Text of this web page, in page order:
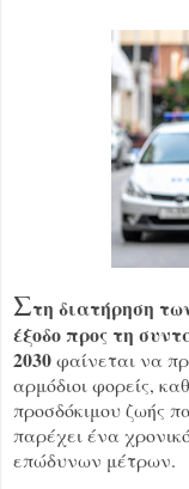
Στη διατήρηση
έξοδο προς τη
2030φαίνεται να
αρμόδιοι φορείς,
προσδόκιμου ζωής
παρέχει ένα
επώδυνων μέτρων.